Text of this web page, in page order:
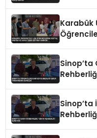
Karabük
Sinop’ta
Sinop’ta